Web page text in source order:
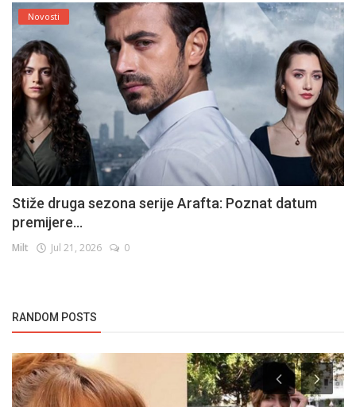
Novosti
Stiže druga sezona serije Arafta: Poznat datum
premijere...
Milt Jul 21, 2026 0
RANDOM POSTS